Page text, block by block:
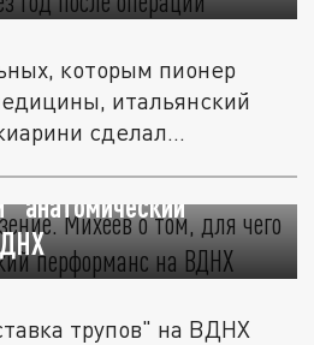
которым пионер
итальянский
сделал...
Михеев о том,
"анатомический
трупов" на ВДНХ